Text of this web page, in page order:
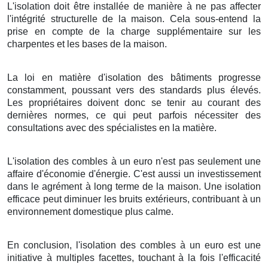
L'isolation doit être installée de manière à ne pas affecter
l'intégrité structurelle de la maison. Cela sous-entend la
prise en compte de la charge supplémentaire sur les
charpentes et les bases de la maison.
La loi en matière d'isolation des bâtiments progresse
constamment, poussant vers des standards plus élevés.
Les propriétaires doivent donc se tenir au courant des
dernières normes, ce qui peut parfois nécessiter des
consultations avec des spécialistes en la matière.
L'isolation des combles à un euro n'est pas seulement une
affaire d'économie d'énergie. C'est aussi un investissement
dans le agrément à long terme de la maison. Une isolation
efficace peut diminuer les bruits extérieurs, contribuant à un
environnement domestique plus calme.
En conclusion, l'isolation des combles à un euro est une
initiative à multiples facettes, touchant à la fois l'efficacité